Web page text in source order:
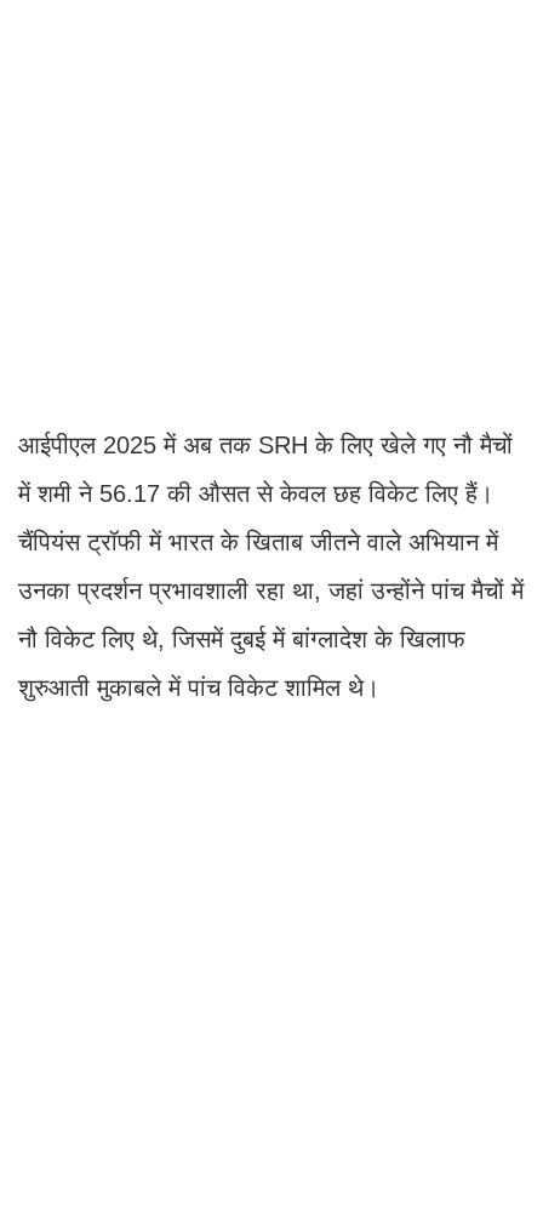
आईपीएल 2025 में अब तक SRH के लिए खेले गए नौ मैचों
में शमी ने 56.17 की औसत से केवल छह विकेट लिए हैं।
चैंपियंस ट्रॉफी में भारत के खिताब जीतने वाले अभियान में
उनका प्रदर्शन प्रभावशाली रहा था, जहां उन्होंने पांच मैचों में
नौ विकेट लिए थे, जिसमें दुबई में बांग्लादेश के खिलाफ
शुरुआती मुकाबले में पांच विकेट शामिल थे।